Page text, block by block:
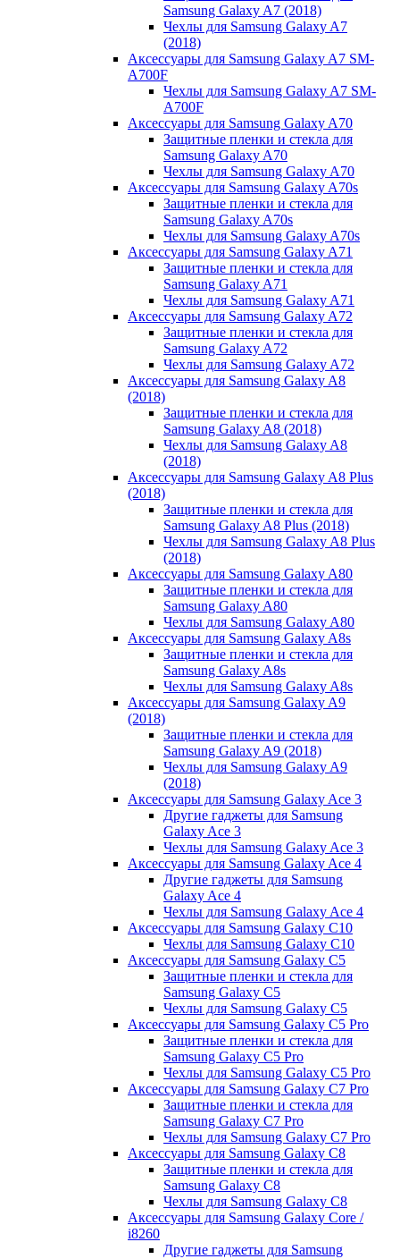
Samsung Galaxy A7 (2018)
Чехлы для Samsung Galaxy A7
(2018)
Аксессуары для Samsung Galaxy A7 SM-
A700F
Чехлы для Samsung Galaxy A7 SM-
A700F
Аксессуары для Samsung Galaxy A70
Защитные пленки и стекла для
Samsung Galaxy A70
Чехлы для Samsung Galaxy A70
Аксессуары для Samsung Galaxy A70s
Защитные пленки и стекла для
Samsung Galaxy A70s
Чехлы для Samsung Galaxy A70s
Аксессуары для Samsung Galaxy A71
Защитные пленки и стекла для
Samsung Galaxy A71
Чехлы для Samsung Galaxy A71
Аксессуары для Samsung Galaxy A72
Защитные пленки и стекла для
Samsung Galaxy A72
Чехлы для Samsung Galaxy A72
Аксессуары для Samsung Galaxy A8
(2018)
Защитные пленки и стекла для
Samsung Galaxy A8 (2018)
Чехлы для Samsung Galaxy A8
(2018)
Аксессуары для Samsung Galaxy A8 Plus
(2018)
Защитные пленки и стекла для
Samsung Galaxy A8 Plus (2018)
Чехлы для Samsung Galaxy A8 Plus
(2018)
Аксессуары для Samsung Galaxy A80
Защитные пленки и стекла для
Samsung Galaxy A80
Чехлы для Samsung Galaxy A80
Аксессуары для Samsung Galaxy A8s
Защитные пленки и стекла для
Samsung Galaxy A8s
Чехлы для Samsung Galaxy A8s
Аксессуары для Samsung Galaxy A9
(2018)
Защитные пленки и стекла для
Samsung Galaxy A9 (2018)
Чехлы для Samsung Galaxy A9
(2018)
Аксессуары для Samsung Galaxy Ace 3
Другие гаджеты для Samsung
Galaxy Ace 3
Чехлы для Samsung Galaxy Ace 3
Аксессуары для Samsung Galaxy Ace 4
Другие гаджеты для Samsung
Galaxy Ace 4
Чехлы для Samsung Galaxy Ace 4
Аксессуары для Samsung Galaxy C10
Чехлы для Samsung Galaxy C10
Аксессуары для Samsung Galaxy C5
Защитные пленки и стекла для
Samsung Galaxy C5
Чехлы для Samsung Galaxy C5
Аксессуары для Samsung Galaxy C5 Pro
Защитные пленки и стекла для
Samsung Galaxy C5 Pro
Чехлы для Samsung Galaxy C5 Pro
Аксессуары для Samsung Galaxy C7 Pro
Защитные пленки и стекла для
Samsung Galaxy C7 Pro
Чехлы для Samsung Galaxy C7 Pro
Аксессуары для Samsung Galaxy C8
Защитные пленки и стекла для
Samsung Galaxy C8
Чехлы для Samsung Galaxy C8
Аксессуары для Samsung Galaxy Core /
i8260
Другие гаджеты для Samsung